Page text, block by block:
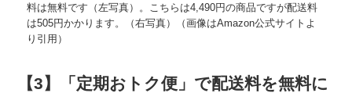
料は無料です（左写真）。こちらは4,490円の商品ですが配送料
は505円かかります。（右写真）（画像はAmazon公式サイトよ
り引用）
【3】「定期おトク便」で配送料を無料に